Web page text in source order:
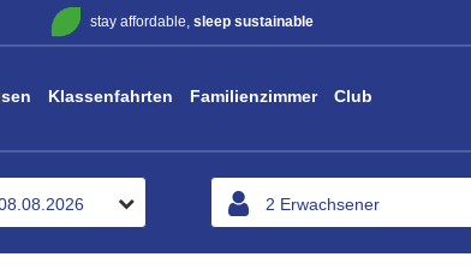
stay affordable, sleep sustainable
Klassenfahrten Familienzimmer Club